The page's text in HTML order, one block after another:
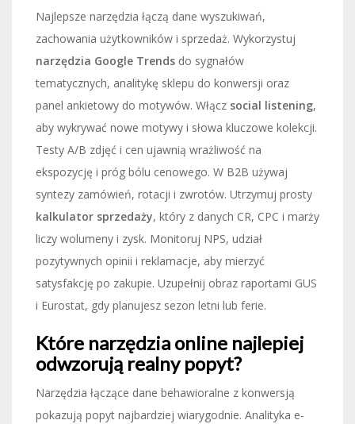
Najlepsze narzędzia łączą dane wyszukiwań,
zachowania użytkowników i sprzedaż. Wykorzystuj
narzędzia Google Trends do sygnałów
tematycznych, analitykę sklepu do konwersji oraz
panel ankietowy do motywów. Włącz social listening,
aby wykrywać nowe motywy i słowa kluczowe kolekcji.
Testy A/B zdjęć i cen ujawnią wrażliwość na
ekspozycję i próg bólu cenowego. W B2B używaj
syntezy zamówień, rotacji i zwrotów. Utrzymuj prosty
kalkulator sprzedaży, który z danych CR, CPC i marży
liczy wolumeny i zysk. Monitoruj NPS, udział
pozytywnych opinii i reklamacje, aby mierzyć
satysfakcję po zakupie. Uzupełnij obraz raportami GUS
i Eurostat, gdy planujesz sezon letni lub ferie.
Które narzędzia online najlepiej
odwzorują realny popyt?
Narzędzia łączące dane behawioralne z konwersją
pokazują popyt najbardziej wiarygodnie. Analityka e-